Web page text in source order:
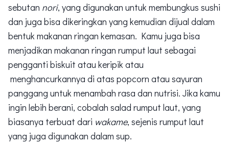
sebutan nori, yang digunakan untuk membungkus sushi
dan juga bisa dikeringkan yang kemudian dijual dalam
bentuk makanan ringan kemasan. Kamu juga bisa
menjadikan makanan ringan rumput laut sebagai
pengganti biskuit atau keripik atau
menghancurkannya di atas popcorn atau sayuran
panggang untuk menambah rasa dan nutrisi. Jika kamu
ingin lebih berani, cobalah salad rumput laut, yang
biasanya terbuat dari wakame, sejenis rumput laut
yang juga digunakan dalam sup.